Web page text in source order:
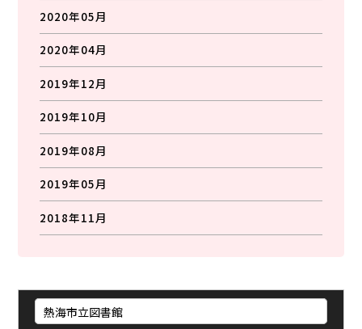
2020年05月
2020年04月
2019年12月
2019年10月
2019年08月
2019年05月
2018年11月